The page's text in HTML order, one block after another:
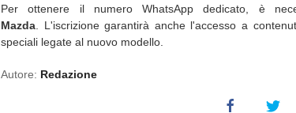
Per ottenere il numero WhatsApp dedicato, è
Mazda . L'iscrizione garantirà anche l'accesso a
speciali legate al nuovo modello.
Autore: Redazione